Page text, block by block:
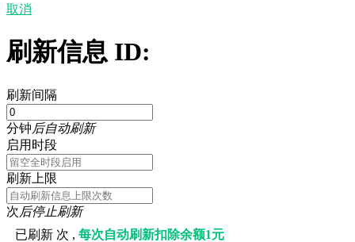
取消
刷新信息 ID:
刷新间隔
分钟后自动刷新
启用时段
刷新上限
次后停止刷新
已刷新 次 ,每次自动刷新扣除余额1元